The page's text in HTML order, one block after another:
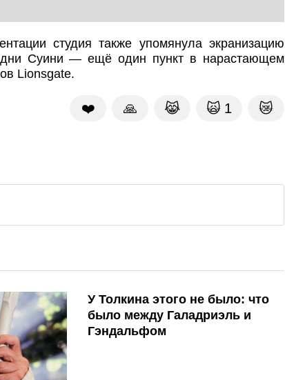
студия также упомянула экранизацию
Суини — ещё один пункт в нарастающем
Lionsgate.
❤️ 🙏 😹 🙀 1 😿
У Толкина этого не было: что
было между Галадриэль и
Гэндальфом